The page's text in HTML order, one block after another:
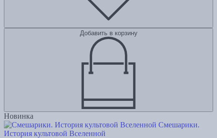
Добавить в корзину
Новинка
Смешарики.
История культовой Вселенной